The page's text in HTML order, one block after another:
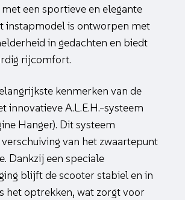
een sportieve en elegante
instapmodel is ontworpen met
in gedachten en biedt
rijcomfort.
kenmerken van de
innovatieve A.L.E.H.-systeem
Hanger). Dit systeem
van het zwaartepunt
Dankzij een speciale
blijft de scooter stabiel en in
het optrekken, wat zorgt voor